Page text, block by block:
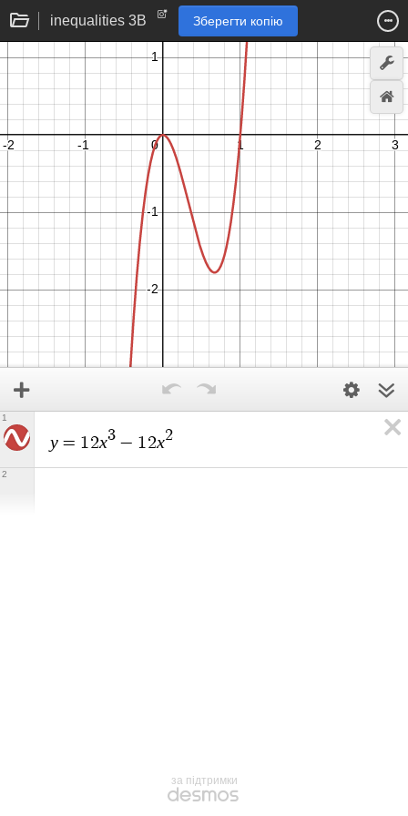
inequalities 3B Зберегти копію
y = 12x3 − 12x2
1
2
за підтримки